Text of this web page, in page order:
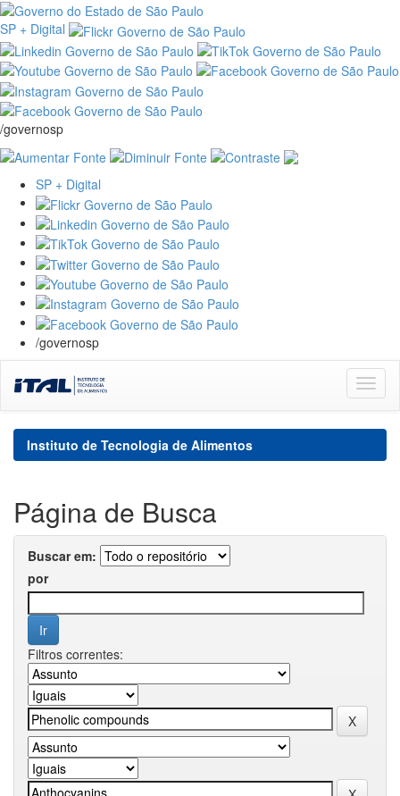
SP + Digital
/governosp
SP + Digital
/governosp
navigation
Instituto de Tecnologia de Alimentos
Página de Busca
Buscar em:
por
Filtros correntes: